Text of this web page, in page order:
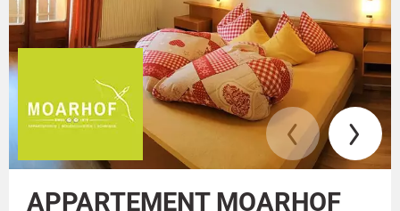
APPARTEMENT MOARHOF